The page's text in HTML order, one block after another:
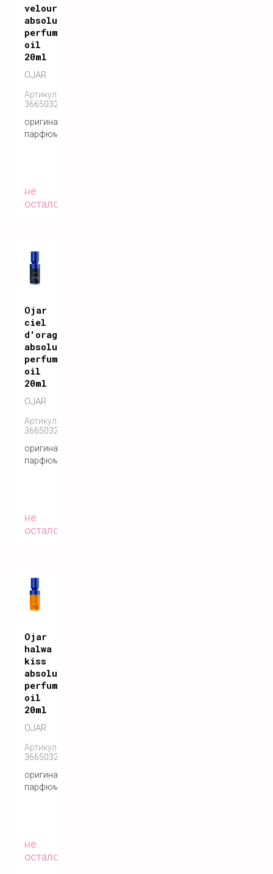
velours
absolute
perfume
oil
20ml
OJAR
Артикул:
3665032004722
оригинальный
парфюм
не
осталось
Ojar
ciel
d'orage
absolute
perfume
oil
20ml
OJAR
Артикул:
3665032004722
оригинальный
парфюм
не
осталось
Ojar
halwa
kiss
absolute
perfume
oil
20ml
OJAR
Артикул:
3665032004722
оригинальный
парфюм
не
осталось